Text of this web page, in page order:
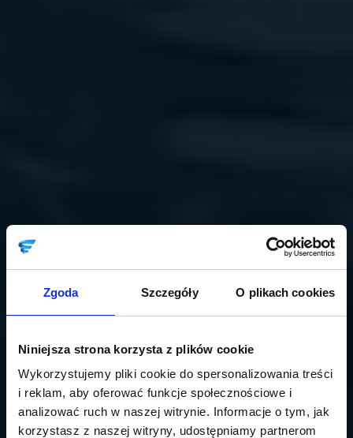
Zgoda Szczegóły O plikach cookies
Niniejsza strona korzysta z plików cookie
Wykorzystujemy pliki cookie do spersonalizowania treści
i reklam, aby oferować funkcje społecznościowe i
analizować ruch w naszej witrynie. Informacje o tym, jak
korzystasz z naszej witryny, udostępniamy partnerom